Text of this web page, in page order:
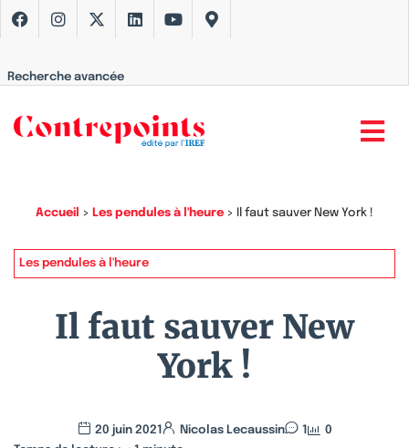
Recherche avancée
Accueil > Les pendules à l'heure > Il faut sauver New York !
Les pendules à l'heure
Il faut sauver New
York !
20 juin 2021 Nicolas Lecaussin 1
0